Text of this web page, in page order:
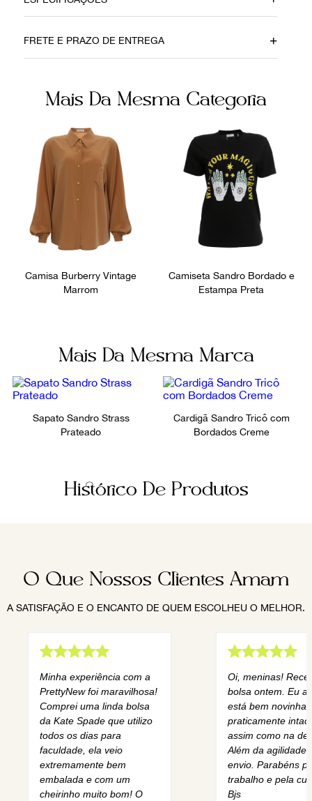
17022025 Brasília
Camisa Sandro 100% algodão
Branco Botões
Fornecedor
803228 Dia a Dia / Noite
Tamanho aproximado
Brasil
Tamanho
FRETE E PRAZO DE ENTREGA
Mais Da Mesma Categoria
Camisa Burberry Vintage
Marrom
Camiseta Sandro Bordado e
Estampa Preta
Mais Da Mesma Marca
Sapato Sandro Strass
Prateado
Cardigã Sandro Tricô com
Bordados Creme
Histórico De Produtos
O Que Nossos Clientes Amam
A SATISFAÇÃO E O ENCANTO DE QUEM ESCOLHEU O MELHOR.
Minha experiência com a
PrettyNew foi maravilhosa!
Comprei uma linda bolsa
da Kate Spade que utilizo
todos os dias para
faculdade, ela veio
extremamente bem
embalada e com um
cheirinho muito bom! O
Oi, meninas!
bolsa ontem. Eu
está bem novinha,
praticamente
assim como na
Além da agilidade
envio. Parabéns
trabalho e pela
Bjs